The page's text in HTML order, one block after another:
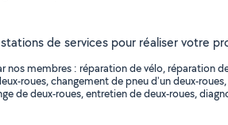
de services pour réaliser votre
nos membres : réparation de vélo,
roues, changement de pneu d'un deux-
de deux-roues, entretien de deux-roues,